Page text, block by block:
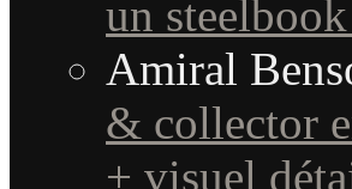
un
Amiral
& collector
+ visuel